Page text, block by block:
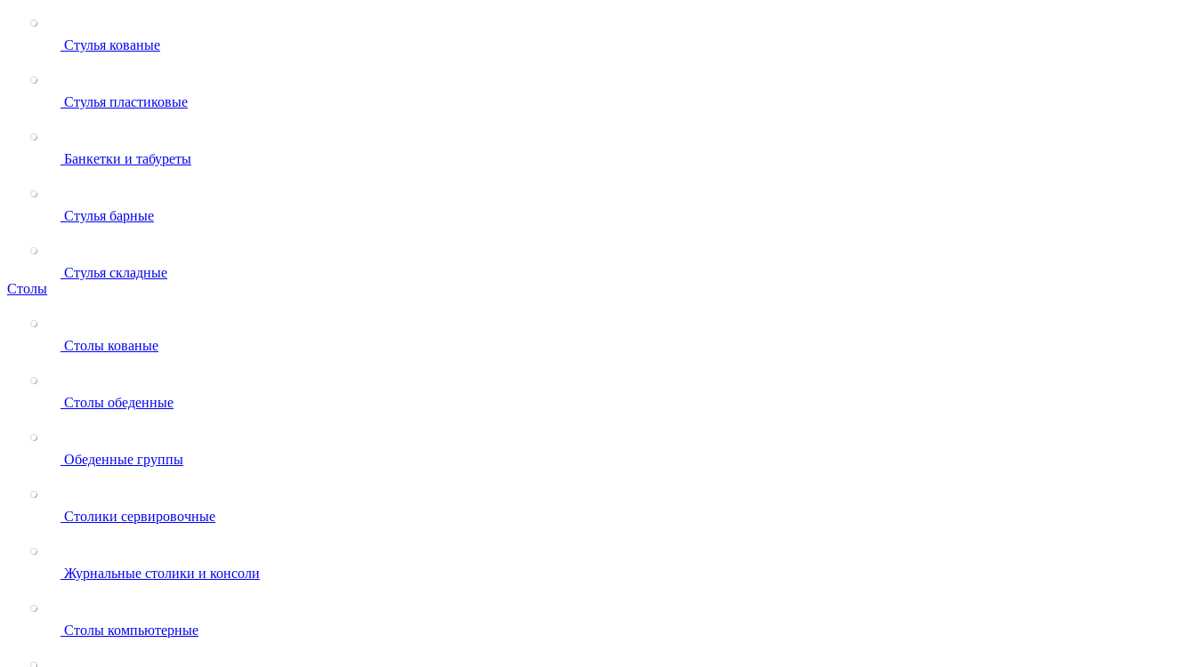
Стулья кованые
Стулья пластиковые
Банкетки и табуреты
Стулья барные
Стулья складные
Столы
Столы кованые
Столы обеденные
Обеденные группы
Столики сервировочные
Журнальные столики и консоли
Столы компьютерные